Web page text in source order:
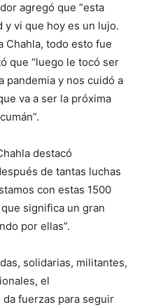
agregó que “esta
y vi que hoy es un lujo.
Chahla, todo esto fue
que “luego le tocó ser
pandemia y nos cuidó a
va a ser la próxima
destacó
de tantas luchas
con estas 1500
significa un gran
por ellas”.
solidarias, militantes,
el
fuerzas para seguir